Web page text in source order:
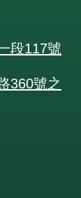
段117號
360號之